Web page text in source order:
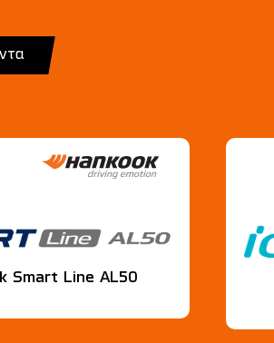
Smart Line AL50